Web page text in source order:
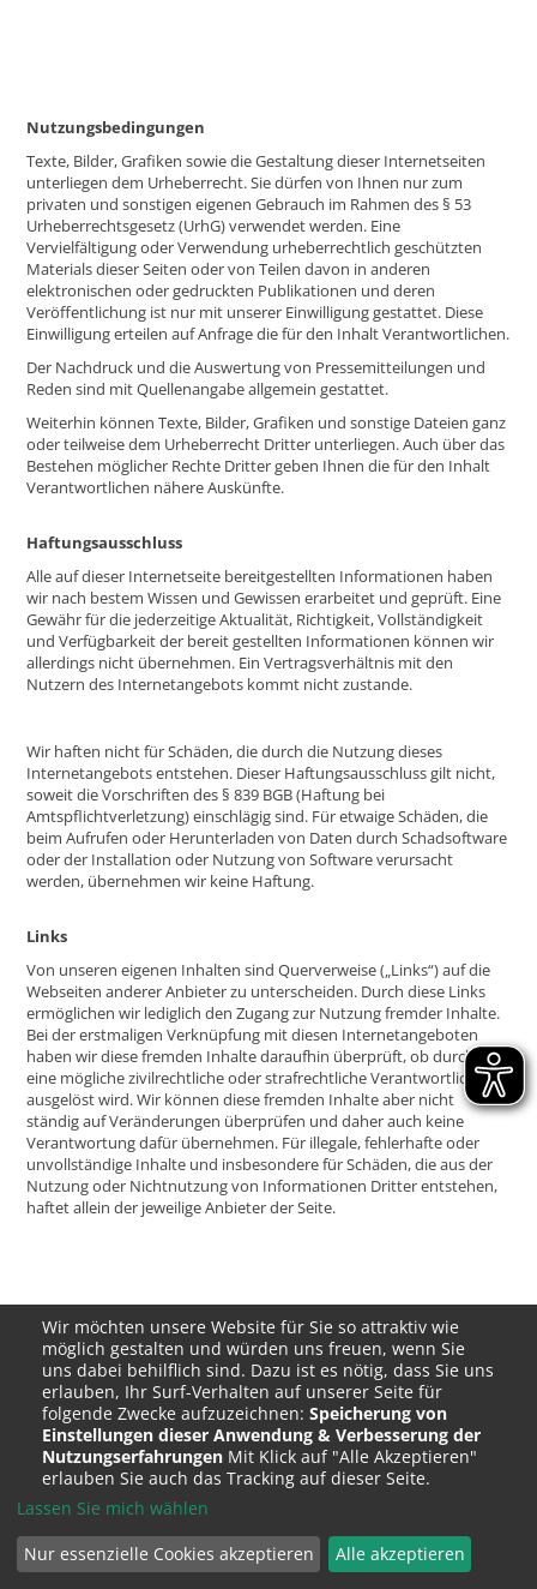
Nutzungsbedingungen
Texte, Bilder, Grafiken sowie die Gestaltung dieser Internetseiten
unterliegen dem Urheberrecht. Sie dürfen von Ihnen nur zum
privaten und sonstigen eigenen Gebrauch im Rahmen des § 53
Urheberrechtsgesetz (UrhG) verwendet werden. Eine
Vervielfältigung oder Verwendung urheberrechtlich geschützten
Materials dieser Seiten oder von Teilen davon in anderen
elektronischen oder gedruckten Publikationen und deren
Veröffentlichung ist nur mit unserer Einwilligung gestattet. Diese
Einwilligung erteilen auf Anfrage die für den Inhalt Verantwortlichen.
Der Nachdruck und die Auswertung von Pressemitteilungen und
Reden sind mit Quellenangabe allgemein gestattet.
Weiterhin können Texte, Bilder, Grafiken und sonstige Dateien ganz
oder teilweise dem Urheberrecht Dritter unterliegen. Auch über das
Bestehen möglicher Rechte Dritter geben Ihnen die für den Inhalt
Verantwortlichen nähere Auskünfte.
Haftungsausschluss
Alle auf dieser Internetseite bereitgestellten Informationen haben
wir nach bestem Wissen und Gewissen erarbeitet und geprüft. Eine
Gewähr für die jederzeitige Aktualität, Richtigkeit, Vollständigkeit
und Verfügbarkeit der bereit gestellten Informationen können wir
allerdings nicht übernehmen. Ein Vertragsverhältnis mit den
Nutzern des Internetangebots kommt nicht zustande.
Wir haften nicht für Schäden, die durch die Nutzung dieses
Internetangebots entstehen. Dieser Haftungsausschluss gilt nicht,
soweit die Vorschriften des § 839 BGB (Haftung bei
Amtspflichtverletzung) einschlägig sind. Für etwaige Schäden, die
beim Aufrufen oder Herunterladen von Daten durch Schadsoftware
oder der Installation oder Nutzung von Software verursacht
werden, übernehmen wir keine Haftung.
Links
Von unseren eigenen Inhalten sind Querverweise („Links“) auf die
Webseiten anderer Anbieter zu unterscheiden. Durch diese Links
ermöglichen wir lediglich den Zugang zur Nutzung fremder Inhalte.
Bei der erstmaligen Verknüpfung mit diesen Internetangeboten
haben wir diese fremden Inhalte daraufhin überprüft, ob durch sie
eine mögliche zivilrechtliche oder strafrechtliche Verantwortlichkeit
ausgelöst wird. Wir können diese fremden Inhalte aber nicht
ständig auf Veränderungen überprüfen und daher auch keine
Verantwortung dafür übernehmen. Für illegale, fehlerhafte oder
unvollständige Inhalte und insbesondere für Schäden, die aus der
Nutzung oder Nichtnutzung von Informationen Dritter entstehen,
haftet allein der jeweilige Anbieter der Seite.
Meldestelle und Entstördienst:
Telefon: 0800 900 76 10
Zweckverband Fernwasserversorgung Mittelmain (FWM)· c/o team
orange · Am Güßgraben 9 · 97209 Veitshöchheim
Tel.: 0931 90076-0 · Telefax: 0931 6156 400 · E-Mail:info@fwm-wue.de
Leichte Sprache
Cookie-Zustimmungen ändern
BuM webDEsign ANsbach| © 2026 Zweckverband Fernwasserversorgung Mittelmain
Wir möchten unsere Website für Sie so attraktiv wie
möglich gestalten und würden uns freuen, wenn Sie
uns dabei behilflich sind. Dazu ist es nötig, dass Sie uns
erlauben, Ihr Surf-Verhalten auf unserer Seite für
folgende Zwecke aufzuzeichnen: Speicherung von
Einstellungen dieser Anwendung & Verbesserung der
Nutzungserfahrungen Mit Klick auf "Alle Akzeptieren"
erlauben Sie auch das Tracking auf dieser Seite.
Lassen Sie mich wählen
Nur essenzielle Cookies akzeptieren Alle akzeptieren